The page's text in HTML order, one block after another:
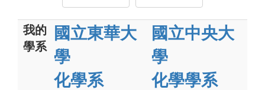
我的
學系
國立東華大
學
化學系
國立中央大
學
化學學系